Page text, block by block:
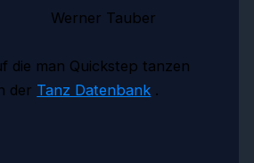
Werner Tauber
die man Quickstep tanzen
der Tanz Datenbank .